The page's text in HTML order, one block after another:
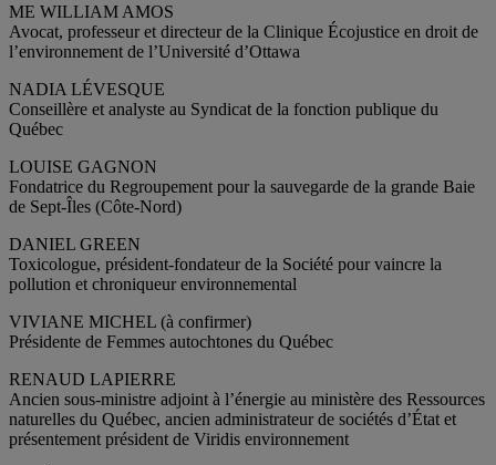
ME WILLIAM AMOS
Avocat, professeur et directeur de la Clinique Écojustice en droit de
l’environnement de l’Université d’Ottawa
NADIA LÉVESQUE
Conseillère et analyste au Syndicat de la fonction publique du
Québec
LOUISE GAGNON
Fondatrice du Regroupement pour la sauvegarde de la grande Baie
de Sept-Îles (Côte-Nord)
DANIEL GREEN
Toxicologue, président-fondateur de la Société pour vaincre la
pollution et chroniqueur environnemental
VIVIANE MICHEL (à confirmer)
Présidente de Femmes autochtones du Québec
RENAUD LAPIERRE
Ancien sous-ministre adjoint à l’énergie au ministère des Ressources
naturelles du Québec, ancien administrateur de sociétés d’État et
présentement président de Viridis environnement